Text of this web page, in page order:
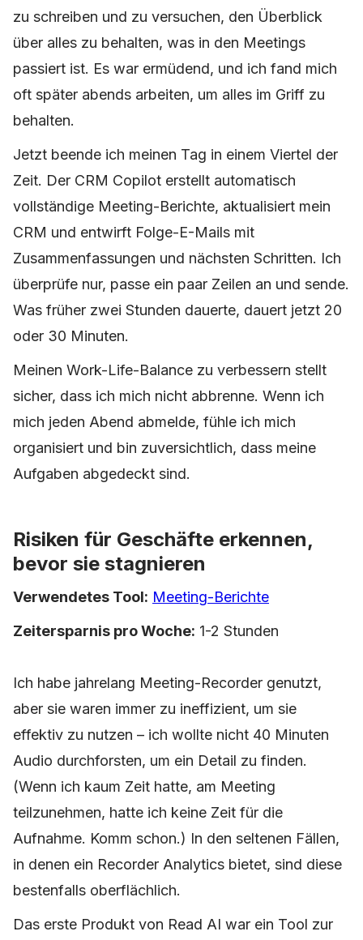
zu schreiben und zu versuchen, den Überblick
über alles zu behalten, was in den Meetings
passiert ist. Es war ermüdend, und ich fand mich
oft später abends arbeiten, um alles im Griff zu
behalten.
Jetzt beende ich meinen Tag in einem Viertel der
Zeit. Der CRM Copilot erstellt automatisch
vollständige Meeting-Berichte, aktualisiert mein
CRM und entwirft Folge-E-Mails mit
Zusammenfassungen und nächsten Schritten. Ich
überprüfe nur, passe ein paar Zeilen an und sende.
Was früher zwei Stunden dauerte, dauert jetzt 20
oder 30 Minuten.
Meinen Work-Life-Balance zu verbessern stellt
sicher, dass ich mich nicht abbrenne. Wenn ich
mich jeden Abend abmelde, fühle ich mich
organisiert und bin zuversichtlich, dass meine
Aufgaben abgedeckt sind.
Risiken für Geschäfte erkennen,
bevor sie stagnieren
Verwendetes Tool: Meeting-Berichte
Zeitersparnis pro Woche: 1-2 Stunden
Ich habe jahrelang Meeting-Recorder genutzt,
aber sie waren immer zu ineffizient, um sie
effektiv zu nutzen – ich wollte nicht 40 Minuten
Audio durchforsten, um ein Detail zu finden.
(Wenn ich kaum Zeit hatte, am Meeting
teilzunehmen, hatte ich keine Zeit für die
Aufnahme. Komm schon.) In den seltenen Fällen,
in denen ein Recorder Analytics bietet, sind diese
bestenfalls oberflächlich.
Das erste Produkt von Read AI war ein Tool zur